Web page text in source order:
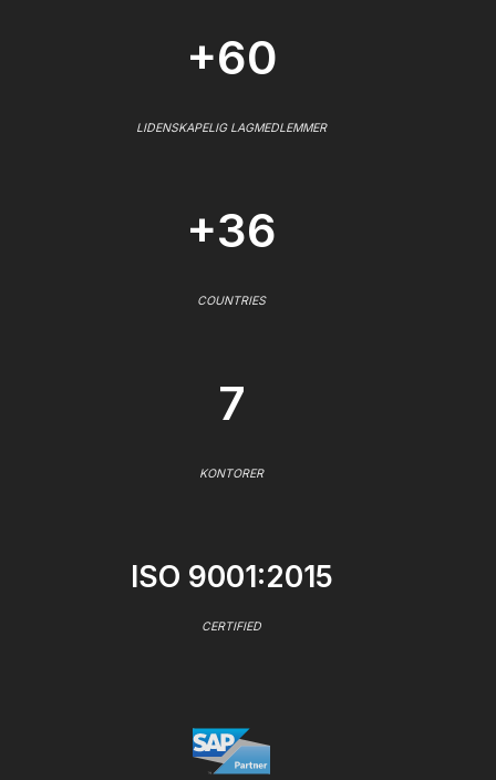
+60
LIDENSKAPELIG LAGMEDLEMMER
+36
COUNTRIES
7
KONTORER
ISO 9001:2015
CERTIFIED